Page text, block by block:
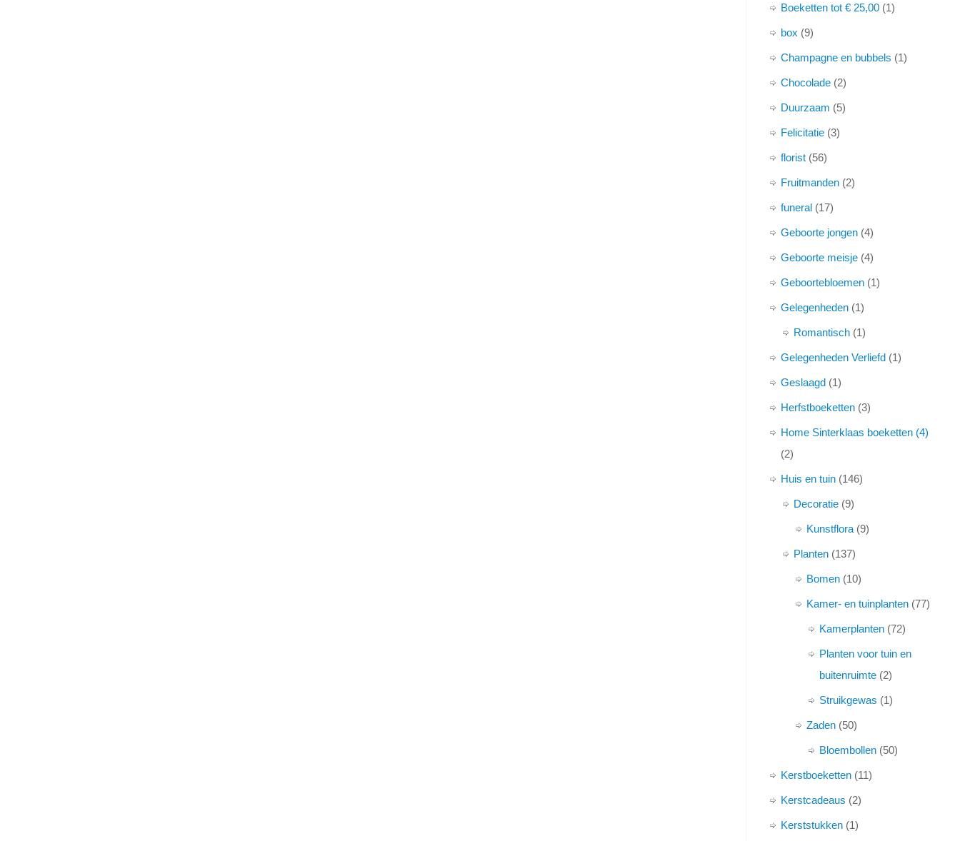
Boeketten tot € 25,00 1
box 9
Champagne en bubbels 1
Chocolade 2
Duurzaam 5
Felicitatie 3
florist 56
Fruitmanden 2
funeral 17
Geboorte jongen 4
Geboorte meisje 4
Geboortebloemen 1
Gelegenheden 1
Romantisch 1
Gelegenheden Verliefd 1
Geslaagd 1
Herfstboeketten 3
Home Sinterklaas boeketten (4)
2
Huis en tuin 146
Decoratie 9
Kunstflora 9
Planten 137
Bomen 10
Kamer- en tuinplanten 77
Kamerplanten 72
Planten voor tuin en
buitenruimte 2
Struikgewas 1
Zaden 50
Bloembollen 50
Kerstboeketten 11
Kerstcadeaus 2
Kerststukken 1